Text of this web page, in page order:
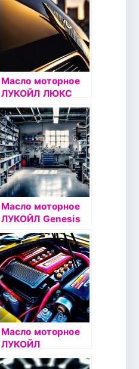
Масло моторное
ЛУКОЙЛ ЛЮКС
10W40 4л
полусинтетическо
е
Масло моторное
ЛУКОЙЛ Genesis
ADVANCED 10W40
5л
Масло моторное
ЛУКОЙЛ
СТАНДАРТ 10W30